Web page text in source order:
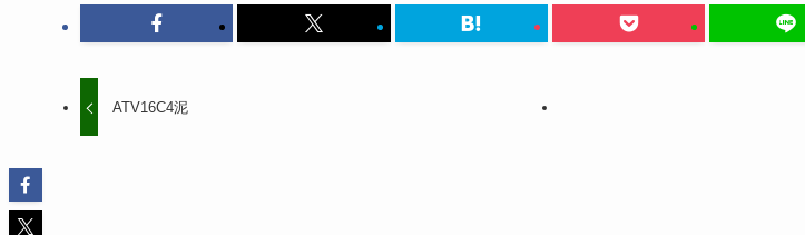
ATV16C4泥